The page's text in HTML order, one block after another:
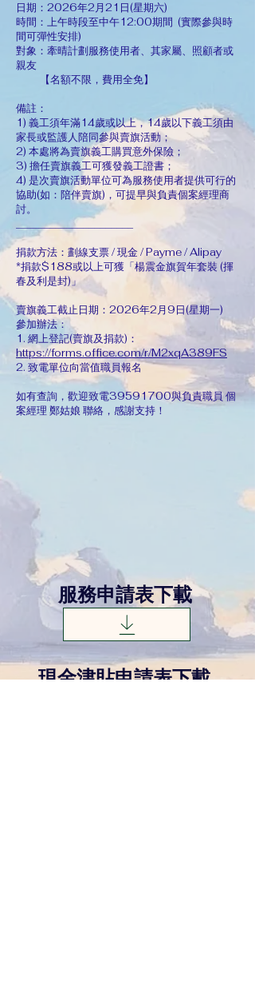
日期：2026年2月21日(星期六)
時間：上午時段至中午12:00期間 (實際參與時
間可彈性安排)
對象：牽晴計劃服務使用者、其家屬、照顧者或
親友
【名額不限，費用全免】
備註：
1) 義工須年滿14歲或以上，14歲以下義工須由
家長或監護人陪同參與賣旗活動；
2) 本處將為賣旗義工購買意外保險；
3) 擔任賣旗義工可獲發義工證書；
4) 是次賣旗活動單位可為服務使用者提供可行的
協助(如：陪伴賣旗)，可提早與負責個案經理商
討。
_____________________
捐款方法：劃線支票 / 現金 / Payme / Alipay
*捐款$188或以上可獲「楊震金旗賀年套裝 (揮
春及利是封)」
賣旗義工截止日期：2026年2月9日(星期一)
參加辦法：
1. 網上登記(賣旗及捐款)：
https://forms.office.com/r/M2xqA389FS
2. 致電單位向當值職員報名
如有查詢，歡迎致電39591700與負責職員 個
案經理 鄭姑娘 聯絡，感謝支持！
服務申請表下載
現金津貼申請表下載